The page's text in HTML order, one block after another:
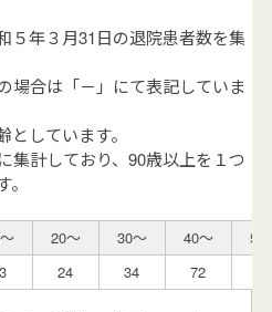
５年３月31日の退院患者数を集
場合は「－」にて表記していま
しています。
集計しており、90歳以上を１つ
20～ 30～ 40～
50
24 34 72